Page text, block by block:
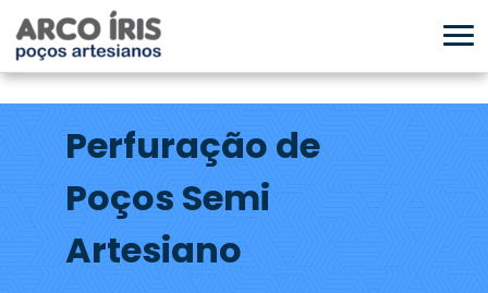
Perfuração de
Poços Semi
Artesiano